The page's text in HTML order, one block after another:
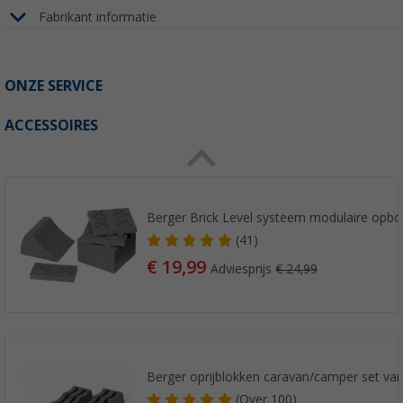
Fabrikant informatie
ONZE SERVICE
ACCESSOIRES
Berger Brick Level systeem modulaire
(41)
€ 19,99Adviesprijs€ 24,99
Berger oprijblokken caravan/camper set
(Over100)